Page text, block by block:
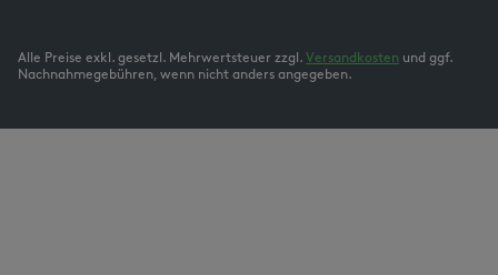
Alle Preise exkl. gesetzl. Mehrwertsteuer zzgl. Versandkosten und ggf.
Nachnahmegebühren, wenn nicht anders angegeben.